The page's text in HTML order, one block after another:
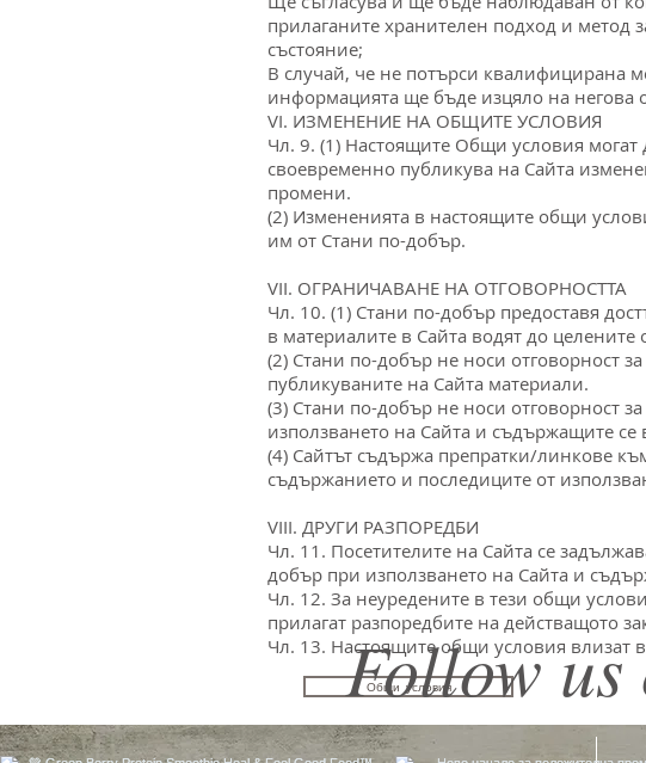
прилаганите хранителен подход и метод
състояние;
В случай, че не потърси квалифицирана
информацията ще бъде изцяло на негова
VI. ИЗМЕНЕНИЕ НА ОБЩИТЕ УСЛОВИЯ
Чл. 9. (1) Настоящите Общи условия
своевременно публикува на Сайта
промени.
(2) Измененията в настоящите общи
им от Стани по-добър.
VII. ОГРАНИЧАВАНЕ НА ОТГОВОРНОСТТА
Чл. 10. (1) Стани по-добър предоставя
в материалите в Сайта водят до целените
(2) Стани по-добър не носи отговорност
публикуваните на Сайта материали.
(3) Стани по-добър не носи отговорност
използването на Сайта и съдържащите се
(4) Сайтът съдържа препратки/линкове
съдържанието и последиците от
VIII. ДРУГИ РАЗПОРЕДБИ
Чл. 11. Посетителите на Сайта се
добър при използването на Сайта и
Чл. 12. За неуредените в тези общи
прилагат разпоредбите на действащото
Чл. 13. Настоящите общи условия влизат
Общи условия
Follow us